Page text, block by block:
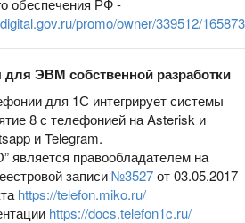
обеспечения РФ -
promo/owner/339512/
ЭВМ собственной разработки
для 1С интегрирует системы
8 с телефонией на Asterisk и
и Telegram.
правообладателем на
записи№3527от 03.05.2017
https://telefon.miko.ru/
https://docs.telefon1c.ru/